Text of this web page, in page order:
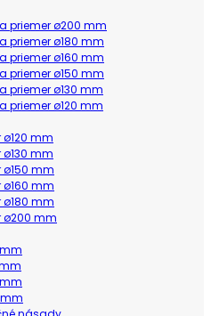
priemer ø200 mm
priemer ø180 mm
priemer ø160 mm
priemer ø150 mm
priemer ø130 mm
priemer ø120 mm
ø120 mm
ø130 mm
ø150 mm
ø160 mm
ø180 mm
ø200 mm